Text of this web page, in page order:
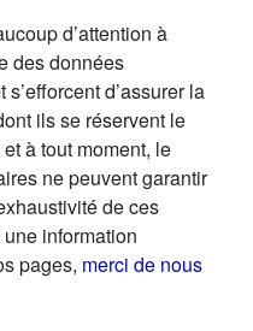
d’attention à
des données
d’assurer la
ils se réservent le
à tout moment, le
ne peuvent garantir
de ces
information
pages, merci de nous
onglet)